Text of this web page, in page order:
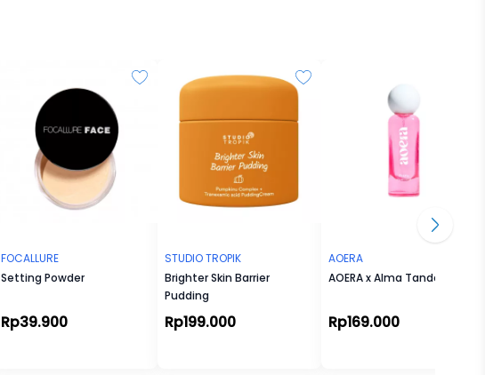
FOCALLURE
Setting Powder
Rp39.900
STUDIO TROPIK
Brighter Skin Barrier
Pudding
Rp199.000
AOERA
AOERA x Alma Tando Pretty
Rp169.000